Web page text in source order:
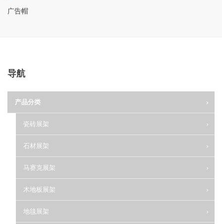
广告帽
导航
产品分类
瓷砖展架
石材展架
马赛克展架
木地板展架
地毯展架